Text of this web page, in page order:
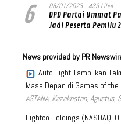
6 06/01/2023 433 Lihat
DPD Partai Ummat
Jadi Peserta Pemilu
News provided by PR
AutoFlight Tampilkan
Masa Depan di Games of
ASTANA, Kazakhstan,
Eightco Holdings (NASDAQ: